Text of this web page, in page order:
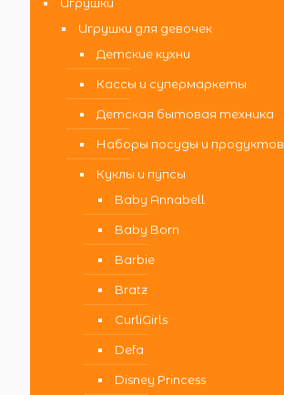
Игрушки
Игрушки для девочек
Детские кухни
Кассы и супермаркеты
Детская бытовая техника
Наборы посуды и продуктов
Куклы и пупсы
Baby Annabell
Baby Born
Barbie
Bratz
CurliGirls
Defa
Disney Princess